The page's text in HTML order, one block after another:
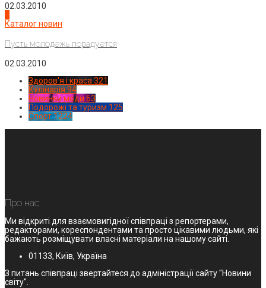
02.03.2010
Каталог новин
Пусть молодежь порадуется
02.03.2010
Здоров'я і краса 321
Кулінарія 94
Новинки моди 63
Подорожі та туризм 125
Спорт1224
Про нас
Ми відкриті для взаємовигідної співпраці з репортерами,
редакторами, кореспондентами та просто цікавими людьми, які
бажають розміщувати власні матеріали на нашому сайті.
01133, Київ, Україна
З питань співпраці звертайтеся до адміністрації сайту "Новини
світу".